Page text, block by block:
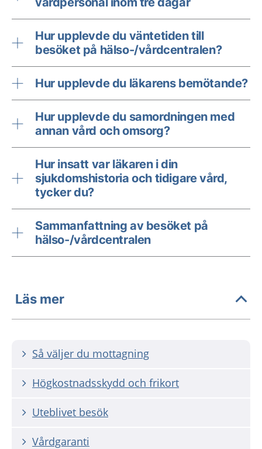
Hur upplevde du väntetiden till
besöket på hälso-/vårdcentralen?
Hur upplevde du läkarens bemötande?
Hur upplevde du samordningen med
annan vård och omsorg?
Hur insatt var läkaren i din
sjukdomshistoria och tidigare vård,
tycker du?
Sammanfattning av besöket på
hälso-/vårdcentralen
Läs mer
Så väljer du mottagning
Högkostnadsskydd och frikort
Uteblivet besök
Vårdgaranti